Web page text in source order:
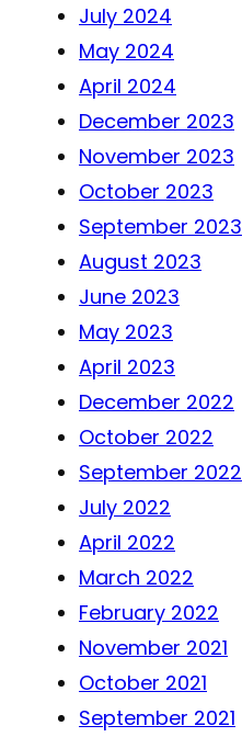
July 2024
May 2024
April 2024
December 2023
November 2023
October 2023
September 2023
August 2023
June 2023
May 2023
April 2023
December 2022
October 2022
September 2022
July 2022
April 2022
March 2022
February 2022
November 2021
October 2021
September 2021